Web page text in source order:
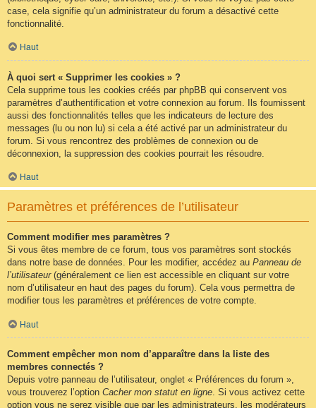
case, cela signifie qu’un administrateur du forum a désactivé cette
fonctionnalité.
Haut
À quoi sert « Supprimer les cookies » ?
Cela supprime tous les cookies créés par phpBB qui conservent vos
paramètres d’authentification et votre connexion au forum. Ils fournissent
aussi des fonctionnalités telles que les indicateurs de lecture des
messages (lu ou non lu) si cela a été activé par un administrateur du
forum. Si vous rencontrez des problèmes de connexion ou de
déconnexion, la suppression des cookies pourrait les résoudre.
Haut
Paramètres et préférences de l’utilisateur
Comment modifier mes paramètres ?
Si vous êtes membre de ce forum, tous vos paramètres sont stockés
dans notre base de données. Pour les modifier, accédez au Panneau de
l’utilisateur(généralement ce lien est accessible en cliquant sur votre
nom d’utilisateur en haut des pages du forum). Cela vous permettra de
modifier tous les paramètres et préférences de votre compte.
Haut
Comment empêcher mon nom d’apparaître dans la liste des
membres connectés ?
Depuis votre panneau de l’utilisateur, onglet « Préférences du forum »,
vous trouverez l’option Cacher mon statut en ligne . Si vous activez cette
option vous ne serez visible que par les administrateurs, les modérateurs